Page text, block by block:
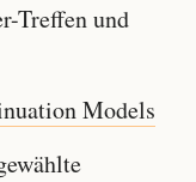
und
Models